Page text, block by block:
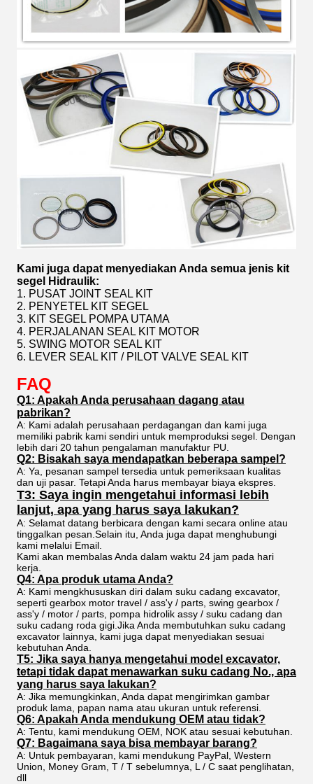
Kami juga dapat menyediakan Anda semua jenis kit
segel Hidraulik:
1. PUSAT JOINT SEAL KIT
2. PENYETEL KIT SEGEL
3. KIT SEGEL POMPA UTAMA
4. PERJALANAN SEAL KIT MOTOR
5. SWING MOTOR SEAL KIT
6. LEVER SEAL KIT / PILOT VALVE SEAL KIT
FAQ
Q1: Apakah Anda perusahaan dagang atau
pabrikan?
A: Kami adalah perusahaan perdagangan dan kami juga
memiliki pabrik kami sendiri untuk memproduksi segel. Dengan
lebih dari 20 tahun pengalaman manufaktur PU.
Q2: Bisakah saya mendapatkan beberapa sampel?
A: Ya, pesanan sampel tersedia untuk pemeriksaan kualitas
dan uji pasar. Tetapi Anda harus membayar biaya ekspres.
T3: Saya ingin mengetahui informasi lebih
lanjut, apa yang harus saya lakukan?
A: Selamat datang berbicara dengan kami secara online atau
tinggalkan pesan.Selain itu, Anda juga dapat menghubungi
kami melalui Email.
Kami akan membalas Anda dalam waktu 24 jam pada hari
kerja.
Q4: Apa produk utama Anda?
A: Kami mengkhususkan diri dalam suku cadang excavator,
seperti gearbox motor travel / ass'y / parts, swing gearbox /
ass'y / motor / parts, pompa hidrolik assy / suku cadang dan
suku cadang roda gigi.Jika Anda membutuhkan suku cadang
excavator lainnya, kami juga dapat menyediakan sesuai
kebutuhan Anda.
T5: Jika saya hanya mengetahui model excavator,
tetapi tidak dapat menawarkan suku cadang No., apa
yang harus saya lakukan?
A: Jika memungkinkan, Anda dapat mengirimkan gambar
produk lama, papan nama atau ukuran untuk referensi.
Q6: Apakah Anda mendukung OEM atau tidak?
A: Tentu, kami mendukung OEM, NOK atau sesuai kebutuhan.
Q7: Bagaimana saya bisa membayar barang?
A: Untuk pembayaran, kami mendukung PayPal, Western
Union, Money Gram, T / T sebelumnya, L / C saat penglihatan,
dll